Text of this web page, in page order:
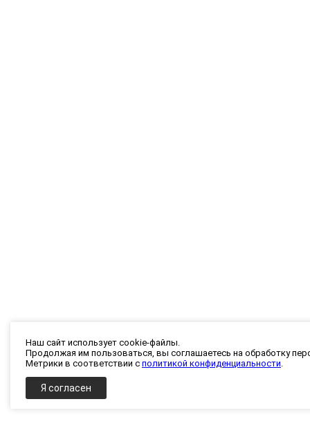
Наш сайт использует cookie-файлы.
Продолжая им пользоваться, вы соглашаетесь на обработку
Метрики в соответствии с политикой конфиденциальности.
Я согласен